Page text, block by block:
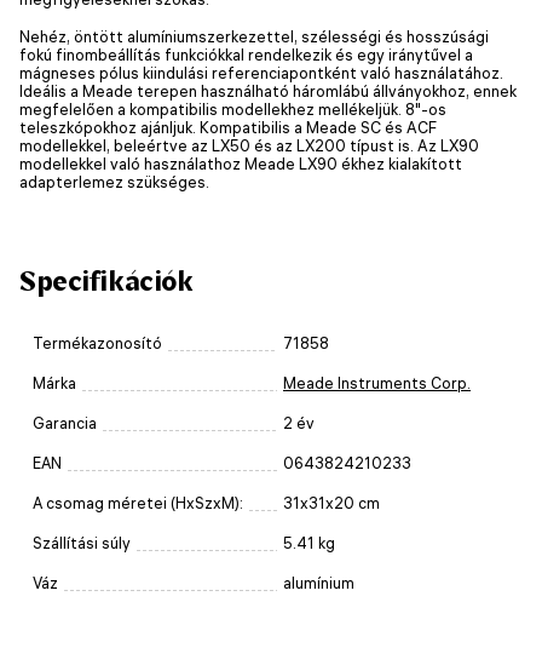
Nehéz, öntött alumíniumszerkezettel, szélességi és hosszúsági
fokú finombeállítás funkciókkal rendelkezik és egy iránytűvel a
mágneses pólus kiindulási referenciapontként való használatához.
Ideális a Meade terepen használható háromlábú állványokhoz, ennek
megfelelően a kompatibilis modellekhez mellékeljük. 8"-os
teleszkópokhoz ajánljuk. Kompatibilis a Meade SC és ACF
modellekkel, beleértve az LX50 és az LX200 típust is. Az LX90
modellekkel való használathoz Meade LX90 ékhez kialakított
adapterlemez szükséges.
Specifikációk
Termékazonosító 71858
Márka Meade Instruments Corp.
Garancia 2 év
EAN 0643824210233
A csomag méretei (HxSzxM): 31x31x20 cm
Szállítási súly 5.41 kg
Váz alumínium